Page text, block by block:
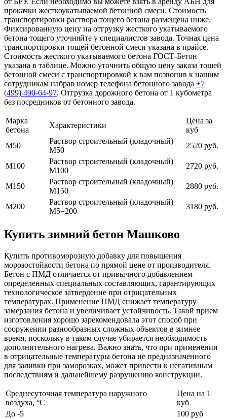
прокачки жесткоукатываемой бетонной смеси. Стоимость
транспортировки раствора тощего бетона размещена ниже.
Фиксированную цену на отгрузку жесткого укатываемого
бетона тощего уточняйте у специалистов завода. Точная цена
транспортировки тощей бетонной смеси указана в прайсе.
Стоимость жесткого укатываемого бетона ГОСТ-Бетон
указана в таблице. Можно уточнить общую цену заказа тощей
бетонной смеси с транспортировкой к вам позвонив к нашим
сотрудникам набрав номер телефона бетонного завода +7
(499) 490-64-97. Отгрузка дорожного бетона от 1 кубометра
без посредников от бетонного завода.
Марка
бетона
Характеристики
Цена за
куб
М50
Раствор строительный (кладочный)
М50
2520 руб.
М100
Раствор строительный (кладочный)
М100
2720 руб.
М150
Раствор строительный (кладочный)
М150
2880 руб.
М200
Раствор строительный (кладочный)
М5=200
3180 руб.
Купить зимний бетон Машково
Купить противоморозную добавку для повышения
морозостойкости бетона по прямой цене от производителя.
Бетон с ПМД отличается от привычного добавлением
определенных специальных составляющих, гарантирующих
технологическое затвердение при отрицательных
температурах. Применение ПМД снижает температуру
замерзания бетона и увеличивает устойчивость. Такой прием
изготовления хорошо зарекомендовала этот способ при
сооружении разнообразных сложных объектов в зимнее
время, поскольку в таком случае убирается необходимость
дополнительного нагрева. Важно знать, что при применении
в отрицательные температуры бетона не предназначенного
для заливки при заморозках, может привести к негативным
последствиям и дальнейшему разрушению конструкции.
Среднесуточная температура наружного
воздуха, °C
Цена на 1
куб
До -5
100 руб